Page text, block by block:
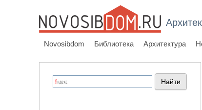
Novosibdom Библиотека Архитектура